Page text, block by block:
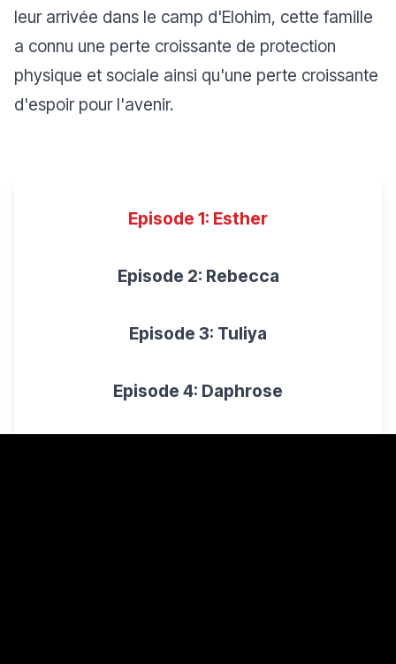
leur arrivée dans le camp d'Elohim, cette famille
a connu une perte croissante de protection
physique et sociale ainsi qu'une perte croissante
d'espoir pour l'avenir.
Episode 1: Esther
Episode 2: Rebecca
Episode 3: Tuliya
Episode 4: Daphrose